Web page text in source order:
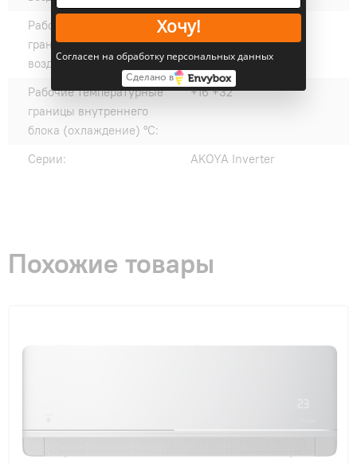
Рабочие температурные
границы наружного
воздуха (нагрев) °C:
-15 +24
Рабочие температурные
границы внутреннего
блока (охлаждение) °C:
+16 +32
Серии: AKOYA Inverter
Похожие товары
Хочу!
Согласен на обработку персональных данных
Сделано в